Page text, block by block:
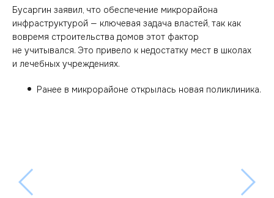
Бусаргин заявил, что обеспечение микрорайона
инфраструктурой — ключевая задача властей, так как
вовремя строительства домов этот фактор
не учитывался. Это привело к недостатку мест в школах
и лечебных учреждениях.
Ранее в микрорайоне открылась новая поликлиника.